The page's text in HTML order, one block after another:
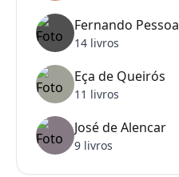
Fernando Pessoa
14 livros
Eça de Queirós
11 livros
José de Alencar
9 livros